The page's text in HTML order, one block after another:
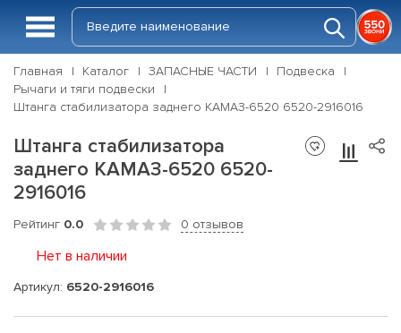
Главная Каталог ЗАПАСНЫЕ ЧАСТИ
Подвеска
Рычаги и тяги подвески
Штанга стабилизатора заднего КАМАЗ-6520 6520-2916016
Штанга стабилизатора
заднего КАМАЗ-6520 6520-
2916016
Рейтинг 0.0 0 отзывов
Нет в наличии
Артикул: 6520-2916016